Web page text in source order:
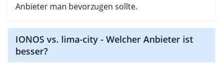
Anbieter man bevorzugen sollte.
IONOS vs. lima-city - Welcher Anbieter ist
besser?